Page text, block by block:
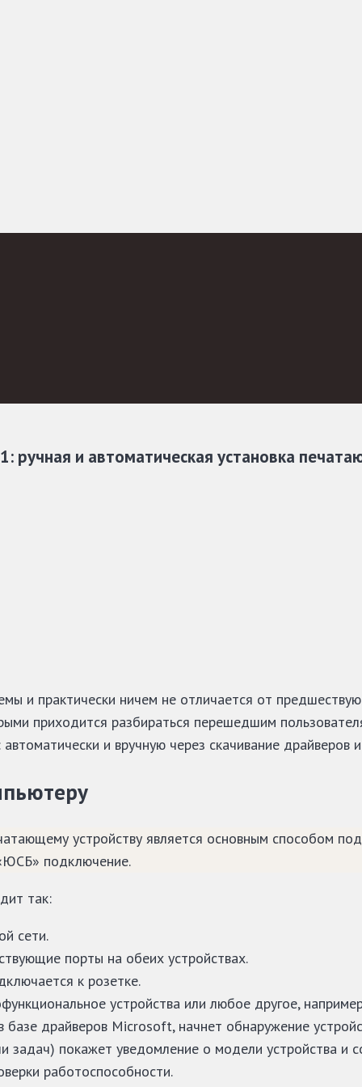
ручная и автоматическая установка
и практически ничем не отличается от
приходится разбираться перешедшим
и вручную через скачивание драйверов
устройству является основным способом
подключение.
так:
сети.
порты на обеих устройствах.
к розетке.
устройства или любое другое,
базе драйверов Microsoft, начнет обнаружение
задач) покажет уведомление о модели устройства и
работоспособности.